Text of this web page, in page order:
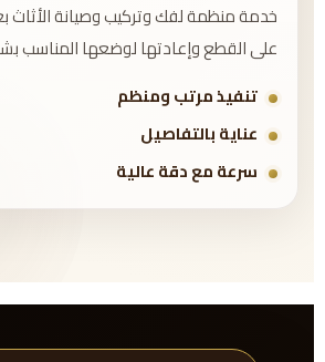
خدمة منظمة لفك وتركيب وصيانة الأثاث
على القطع وإعادتها لوضعها المناسب
تنفيذ مرتب ومنظم
عناية بالتفاصيل
سرعة مع دقة عالية